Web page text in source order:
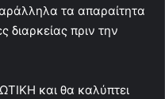
τα απαραίτητα
διαρκείας πριν την
και θα καλύπτει